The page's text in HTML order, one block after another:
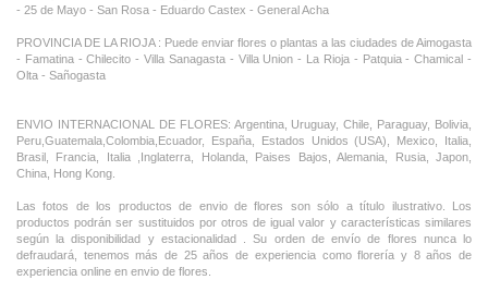
- 25 de Mayo - San Rosa - Eduardo Castex - General Acha
PROVINCIA DE LA RIOJA : Puede enviar flores o plantas a las ciudades de Aimogasta
- Famatina - Chilecito - Villa Sanagasta - Villa Union - La Rioja - Patquia - Chamical -
Olta - Sañogasta
ENVIO INTERNACIONAL DE FLORES: Argentina, Uruguay, Chile, Paraguay, Bolivia,
Peru,Guatemala,Colombia,Ecuador, España, Estados Unidos (USA), Mexico, Italia,
Brasil, Francia, Italia ,Inglaterra, Holanda, Paises Bajos, Alemania, Rusia, Japon,
China, Hong Kong.
Las fotos de los productos de envio de flores son sólo a título ilustrativo. Los
productos podrán ser sustituidos por otros de igual valor y características similares
según la disponibilidad y estacionalidad . Su orden de envío de flores nunca lo
defraudará, tenemos más de 25 años de experiencia como florería y 8 años de
experiencia online en envio de flores.